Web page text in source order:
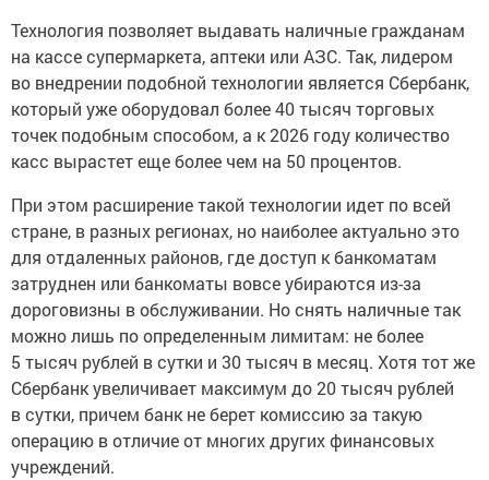
Технология позволяет выдавать наличные гражданам
на кассе супермаркета, аптеки или АЗС. Так, лидером
во внедрении подобной технологии является Сбербанк,
который уже оборудовал более 40 тысяч торговых
точек подобным способом, а к 2026 году количество
касс вырастет еще более чем на 50 процентов.
При этом расширение такой технологии идет по всей
стране, в разных регионах, но наиболее актуально это
для отдаленных районов, где доступ к банкоматам
затруднен или банкоматы вовсе убираются из-за
дороговизны в обслуживании. Но снять наличные так
можно лишь по определенным лимитам: не более
5 тысяч рублей в сутки и 30 тысяч в месяц. Хотя тот же
Сбербанк увеличивает максимум до 20 тысяч рублей
в сутки, причем банк не берет комиссию за такую
операцию в отличие от многих других финансовых
учреждений.